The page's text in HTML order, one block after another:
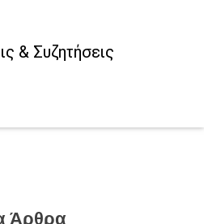
& Συζητήσεις
Άρθρα